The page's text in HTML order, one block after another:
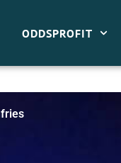
ODDSPROFIT